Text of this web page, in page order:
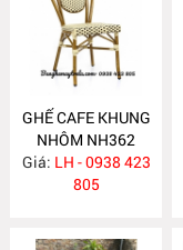
GHẾ CAFE KHUNG
NHÔM NH362
Giá: LH - 0938 423
805